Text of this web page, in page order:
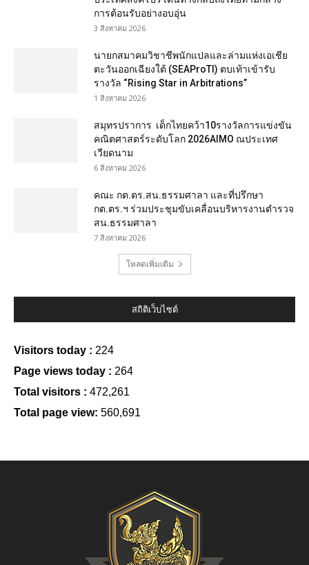
การต้อนรับอย่างอบอุ่น
3 สิงหาคม 2026
นายกสมาคมวิชาชีพนักแปลและล่ามแห่งเอเชีย
ตะวันออกเฉียงใต้ (SEAProTI) ตบเท้าเข้ารับ
รางวัล “Rising Star in Arbitrations”
1 สิงหาคม 2026
สมุทรปราการ เด็กไทยคว้า10รางวัลการแข่งขัน
คณิตศาสตร์ระดับโลก 2026AIMO ณประเทศ
เวียดนาม
6 สิงหาคม 2026
คณะ กต.ตร.สน.ธรรมศาลา และที่ปรึกษา
กต.ตร.ฯ ร่วมประชุมขับเคลื่อนบริหารงานตำรวจ
สน.ธรรมศาลา
7 สิงหาคม 2026
โหลดเพิ่มเติม
สถิติเว็บไซต์
Visitors today : 224
Page views today : 264
Total visitors : 472,261
Total page view: 560,691